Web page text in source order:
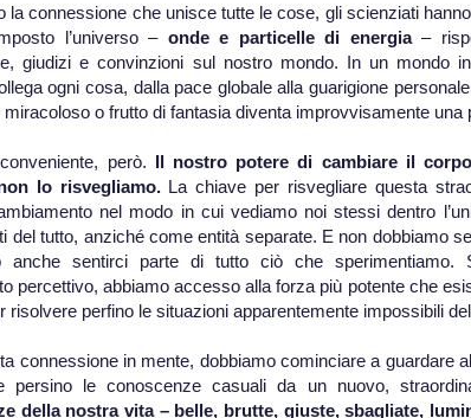
la connessione che unisce tutte le cose, gli scienziati
l’universo – onde e particelle di energia–
giudizi e convinzioni sul nostro mondo. In un mondo
ogni cosa, dalla pace globale alla guarigione
o frutto di fantasia diventa improvvisamente una
però. Il nostro potere di cambiare il
lo risvegliamo. La chiave per risvegliare questa
nel modo in cui vediamo noi stessi dentro
del tutto, anziché come entità separate. E non dobbiamo
anche sentirci parte di tutto ciò che sperimentiamo.
percettivo, abbiamo accesso alla forza più potente che
risolvere perfino le situazioni apparentemente impossibili
connessione in mente, dobbiamo cominciare a guardare
persino le conoscenze casuali da un nuovo,
della nostra vita – belle, brutte, giuste, sbagliate,